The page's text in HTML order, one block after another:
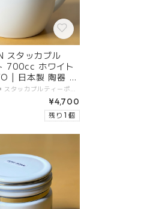
スタッカブル
700cc ホワイト
| 日本製 陶器 美
【商品内容】 ◾️ スタッカブルティーポット 700cc 本体 1つ 【製品仕様】 ◾️ サイズ：700cc ◾️ カラー：ホワイト ◾️ 素材 ・本体：陶器（美濃焼） ・金属部分：18-8ステンレス（日本製） ◾️ 生産地：日本、岐阜県土岐市 ◾️ 食洗機：使用可 【生産地】 ◾️ ZEROJAPAN スタッカブルティーポット 700cc 本体：日本製・岐阜県土岐市 金属部分：日本製・新潟県燕市 【加工者】 有限会社 ZERO JAPAN 【販売者】 有限会社ガーラジャパン 【お届けについて】 「宅配便（送料無料）」にて、大切にお届けします。 日付指定が可能です。
¥4,700
残り 1 個